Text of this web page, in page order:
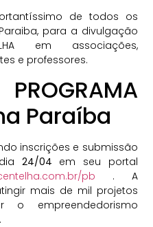
de todos os
para a divulgação
em associações,
e professores.
Paraíba
inscrições e submissão
24/04 em seu portal
pb . A
mais de mil projetos
o empreendedorismo